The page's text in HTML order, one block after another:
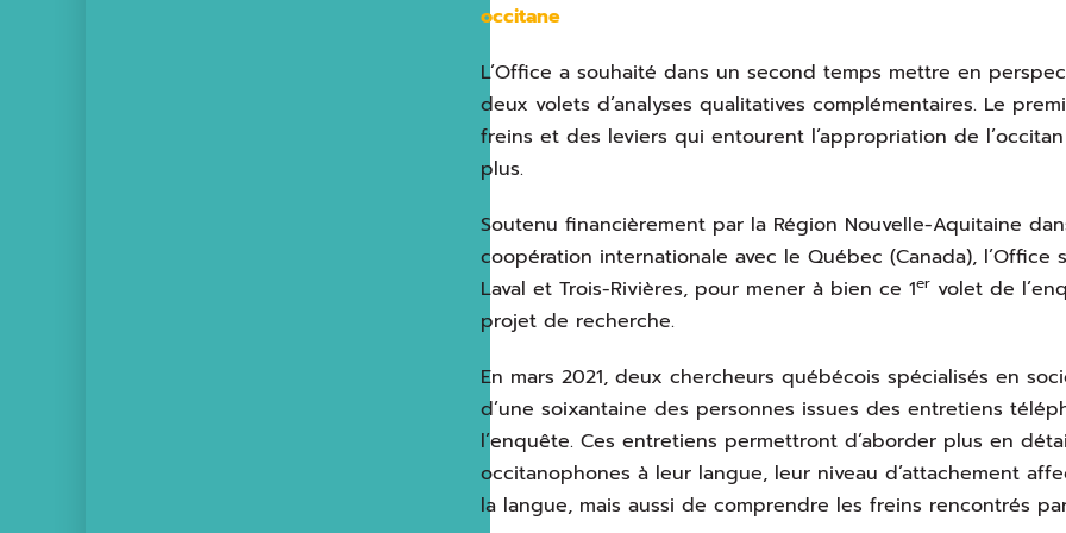
occitane
L’Office a souhaité dans un second temps mettre en
deux volets d’analyses qualitatives complémentaires. Le
freins et des leviers qui entourent l’appropriation de
plus.
Soutenu financièrement par la Région Nouvelle-Aquitaine
coopération internationale avec le Québec (Canada), l’Office
Laval et Trois-Rivières, pour mener à bien ce 1er volet de
projet de recherche.
En mars 2021, deux chercheurs québécois spécialisés en
d’une soixantaine des personnes issues des entretiens
l’enquête. Ces entretiens permettront d’aborder plus en
occitanophones à leur langue, leur niveau d’attachement
la langue, mais aussi de comprendre les freins rencontrés